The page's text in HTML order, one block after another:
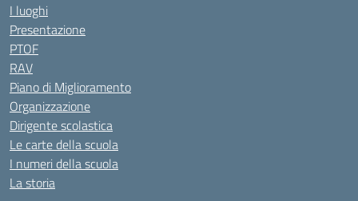
I luoghi
Presentazione
PTOF
RAV
Piano di Miglioramento
Organizzazione
Dirigente scolastica
Le carte della scuola
I numeri della scuola
La storia